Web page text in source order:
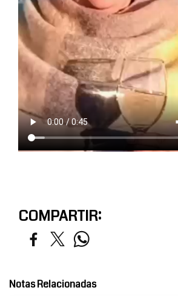
COMPARTIR:
Notas Relacionadas